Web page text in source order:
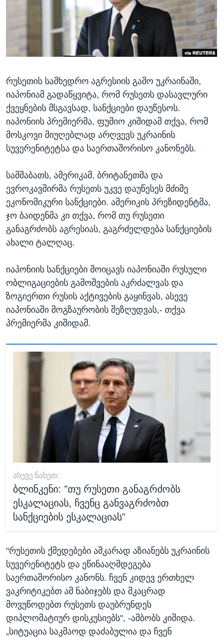
ᲡᲢᲣᲓᲘᲐ ᲕᲐᲨᲘᲜᲒᲢᲝᲜᲘ
ᲯᲐᲜᲛᲠᲗᲔᲚᲝᲑᲐ
ᲛᲔᲪᲜᲘᲔᲠᲔᲑᲐ
ᲙᲣᲚᲢᲣᲠᲐ
ᲒᲐᲚᲘᲚᲔᲝ
ᲓᲔᲖᲘᲜᲤᲝᲠᲛᲐᲪᲘᲐ
Learning English
ᲗᲕᲐᲚᲘ ᲒᲕᲐᲓᲔᲕᲜᲔᲗ
ენები
რუსეთის სამხედრო აგრესიის გამო უკრაინაში,
იაპონიამ გადაწყვიტა, რომ რუსეთს დასავლური
ქვეყნების მსგავსად, სანქციები დაუწესოს.
იაპონიის პრემიერმა, ფუმიო კიშიდამ თქვა, რომ
მოსკოვი მიუღებლად არღვევს უკრაინის
სუვერენიტეტსა და საერთაშორისო კანონებს.
სამშაბათს, ამერიკამ, ბრიტანეთმა და
ევროკავშირმა რუსეთს უკვე დაუწესეს მძიმე
ეკონომიკური სანქციები. ამერიკის პრეზიდენტმა,
ჯო ბაიდენმა კი თქვა, რომ თუ რუსეთი
განაგრძობს აგრესიას, გაგრძელდება სანქციების
ახალი ტალღაც.
იაპონიის სანქციები მოიცავს იაპონიაში რუსული
ობლიგაციების გამოშვების აკრძალვას და
ზოგიერთი რუსის აქტივების გაყინვას, ასევე
იაპონიაში მოგზაურობის შეზღუდვას,- თქვა
პრემიერმა კიშიდამ.
ᲐᲡᲔᲕᲔ ᲜᲐᲮᲔᲗ:
ბლინკენი: "თუ რუსეთი განაგრძობს
ესკალაციას, ჩვენც განვაგრძობთ
სანქციების ესკალაციას"
"რუსეთის ქმედებები აშკარად აზიანებს უკრაინის
სუვერენიტეტს და ეწინააღმდეგება
საერთაშორისო კანონს. ჩვენ კიდევ ერთხელ
ვაკრიტიკებთ ამ ნაბიჯებს და მკაცრად
მოვუწოდებთ რუსეთს დაუბრუნდეს
დიპლომატიურ დისკუსიებს", -ამბობს კიშიდა.
„სიტუაცია საკმაოდ დაძაბულია და ჩვენ